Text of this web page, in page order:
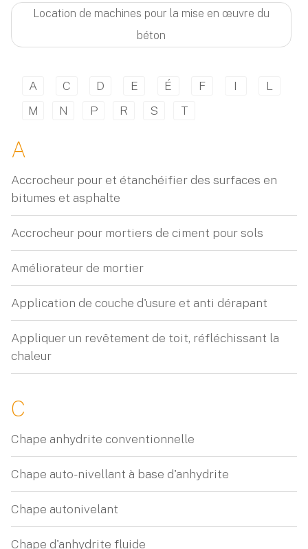
Location de machines pour la mise en œuvre du
béton
A C D E É F I
L
M
N P R S T
A
Accrocheur pour et étanchéifier des surfaces en
bitumes et asphalte
Accrocheur pour mortiers de ciment pour sols
Améliorateur de mortier
Application de couche d'usure et anti dérapant
Appliquer un revêtement de toit, réfléchissant la
chaleur
C
Chape anhydrite conventionnelle
Chape auto-nivellant à base d'anhydrite
Chape autonivelant
Chape d'anhydrite fluide